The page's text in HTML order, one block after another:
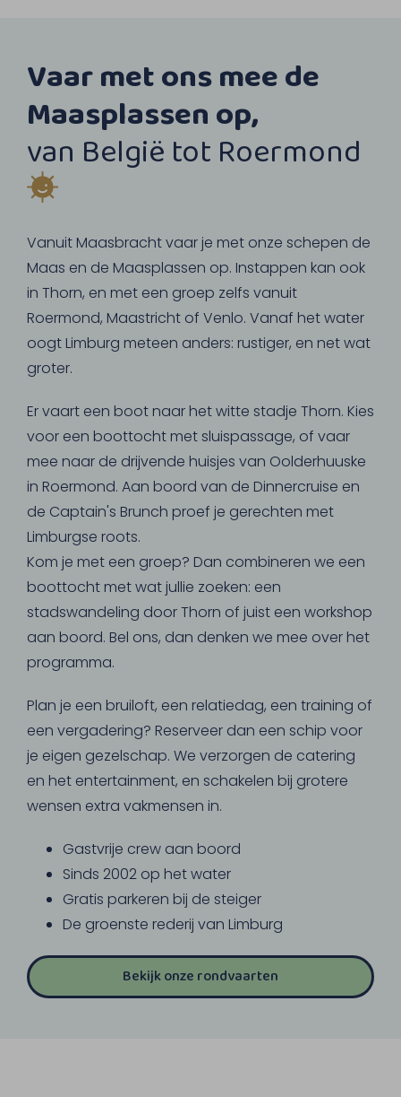
Vaar met ons mee de
Maasplassen op,
van België tot Roermond
Vanuit Maasbracht vaar je met onze schepen de
Maas en de Maasplassen op. Instappen kan ook
in Thorn, en met een groep zelfs vanuit
Roermond, Maastricht of Venlo. Vanaf het water
oogt Limburg meteen anders: rustiger, en net wat
groter.
Er vaart een boot naar het witte stadje Thorn. Kies
voor een boottocht met sluispassage, of vaar
mee naar de drijvende huisjes van Oolderhuuske
in Roermond. Aan boord van de Dinnercruise en
de Captain's Brunch proef je gerechten met
Limburgse roots.
Kom je met een groep? Dan combineren we een
boottocht met wat jullie zoeken: een
stadswandeling door Thorn of juist een workshop
aan boord. Bel ons, dan denken we mee over het
programma.
Plan je een bruiloft, een relatiedag, een training of
een vergadering? Reserveer dan een schip voor
je eigen gezelschap. We verzorgen de catering
en het entertainment, en schakelen bij grotere
wensen extra vakmensen in.
Gastvrije crew aan boord
Sinds 2002 op het water
Gratis parkeren bij de steiger
De groenste rederij van Limburg
Bekijk onze rondvaarten